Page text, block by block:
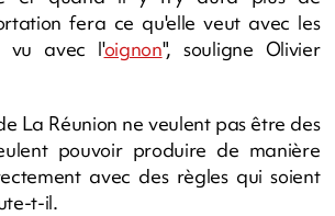
fera ce qu'elle veut avec les
vu avec l'oignon", souligne Olivier
La Réunion ne veulent pas être des
pouvoir produire de manière
avec des règles qui soient
t-il.